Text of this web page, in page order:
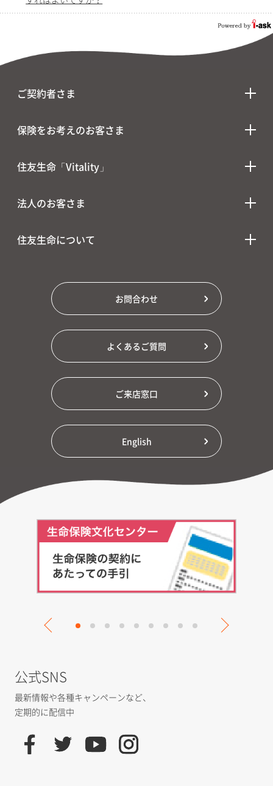
ご契約者さま
保険をお考えのお客さま
住友生命「Vitality」
法人のお客さま
住友生命について
お問合わせ
よくあるご質問
ご来店窓口
English
公式SNS
最新情報や各種キャンペーンなど、
定期的に配信中